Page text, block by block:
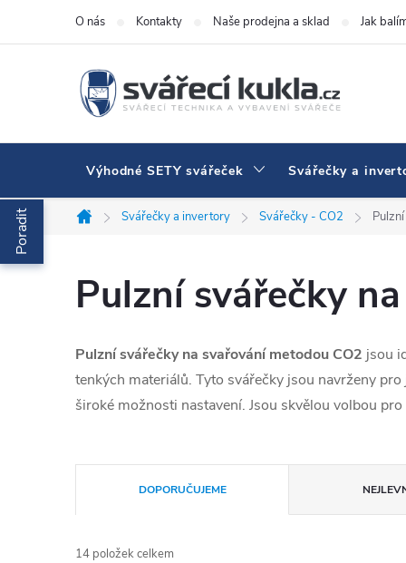
Přejít na obsahO nás Kontakty Naše prodejna a sklad Jak
Výhodné SETY svářeček Svářečky a
Domů
Svářečky a invertory Svářečky - CO2
Pulzní svářečky
Pulzní svářečky na svařování metodou CO2 jsou
tenkých materiálů. Tyto svářečky jsou navrženy
široké možnosti nastavení. Jsou skvělou volbou
Řazení produktů
DOPORUČUJEME
14 položek celkem
Poradit